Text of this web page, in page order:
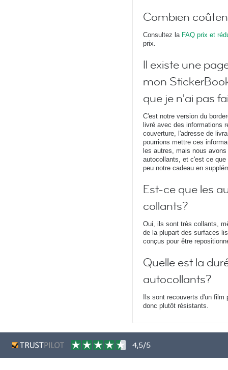
Combien
Consultez la FAQ prix et
prix.
Il existe une
mon
que je n'ai pas
C'est notre version du
livré avec des informations
couverture, l'adresse de
pourrions mettre ces
les autres, mais nous
autocollants, et c'est ce
peu notre cadeau en
Est-ce que les
collants?
Oui, ils sont très collants,
de la plupart des surfaces
conçus pour être
Quelle est la
autocollants?
Ils sont recouverts d'un
donc plutôt résistants.
4,5/5